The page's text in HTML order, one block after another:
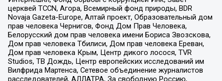
церквей TCCN, Агора, Всемирный фонд природы, BDR
Novaja Gazeta-Europe, Алтай проект, Образовательный дом
прав человека Чернигов, Фонд Дом Прав Человека,
Белорусский дом прав человека имени Бориса Звозскова,
Дом прав человека Тбилиси, Дом прав человека Ереван,
Дом прав человека Крым, Центр дикого лосося, TVR
Studios, ТВ Дождь, Центр европейских исследований им
Вилфрида Мартенса, Сетевое объединение журналистов
расследователей, АЛЛАТРА, За свободную Россию,